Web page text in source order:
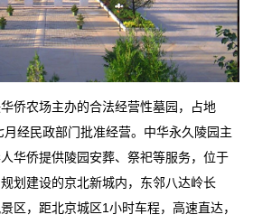
侨农场主办的合法经营性墓园，占地
经民政部门批准经营。中华永久陵园主
华侨提供陵园安葬、祭祀等服务，位于
划建设的京北新城内，东邻八达岭长
区，距北京城区1小时车程，高速直达，